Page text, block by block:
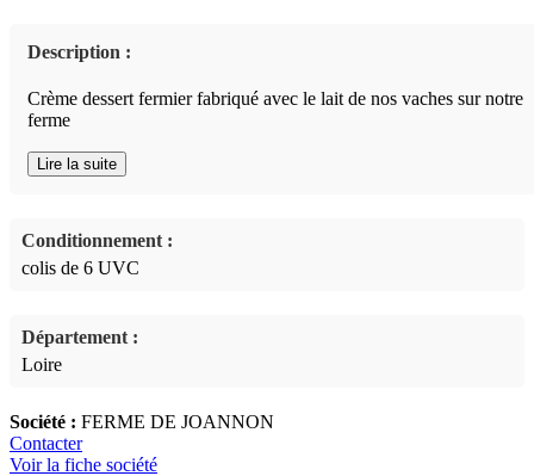
Description :
Crème dessert fermier fabriqué avec le lait de nos vaches sur notre
ferme
Lire la suite
Conditionnement :
colis de 6 UVC
Département :
Loire
Société : FERME DE JOANNON
Contacter
Voir la fiche société